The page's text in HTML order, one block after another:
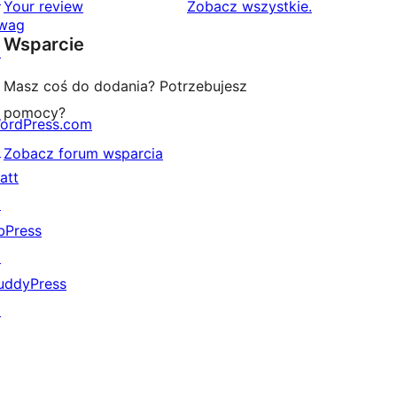
gwiazdkowych
Your review Zobacz wszystkierecenzje
.
Wsparcie
Masz coś do dodania? Potrzebujesz
pomocy?
Zobacz forum wsparcia